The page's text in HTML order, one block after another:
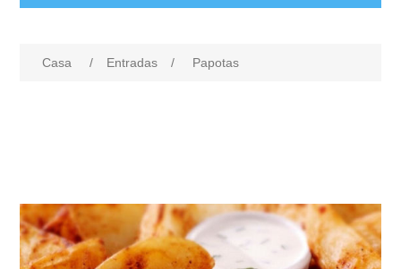
Casa / Entradas / Papotas